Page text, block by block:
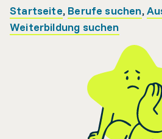
Startseite, Berufe suchen,
Weiterbildung suchen